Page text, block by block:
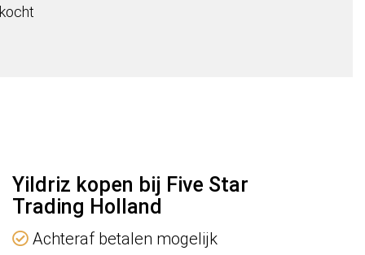
Yildriz kopen bij Five Star
Trading Holland
Achteraf betalen mogelijk